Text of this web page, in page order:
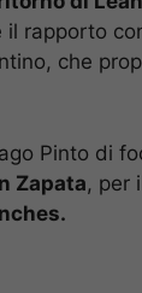
rapporto
che
Pinto di
Zapata, per